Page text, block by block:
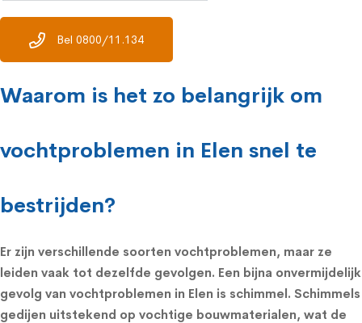
Bel 0800/11.134
Waarom is het zo belangrijk om
vochtproblemen in Elen snel te
bestrijden?
Er zijn verschillende soorten vochtproblemen, maar ze
leiden vaak tot dezelfde gevolgen. Een bijna onvermijdelijk
gevolg van vochtproblemen in Elen is schimmel. Schimmels
gedijen uitstekend op vochtige bouwmaterialen, wat de